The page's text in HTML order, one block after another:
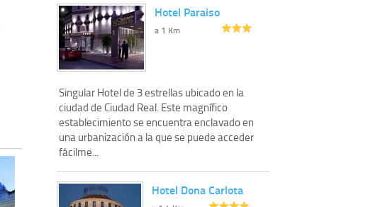
Hotel Paraiso
a 1 Km
Singular Hotel de 3 estrellas ubicado en la
ciudad de Ciudad Real. Este magnífico
establecimiento se encuentra enclavado en
una urbanización a la que se puede acceder
fácilme...
Hotel Dona Carlota